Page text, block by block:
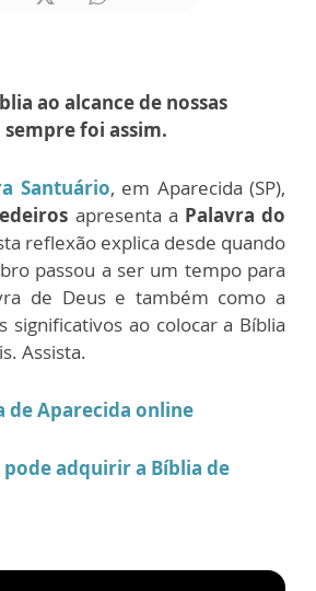
ao alcance de nossas
foi assim.
Santuário, em Aparecida (SP),
apresenta a Palavra do
reflexão explica desde quando
passou a ser um tempo para
de Deus e também como a
significativos ao colocar a Bíblia
Assista.
de Aparecida online
pode adquirir a Bíblia de